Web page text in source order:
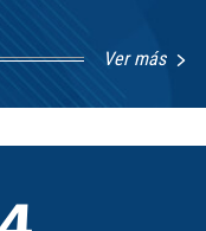
Ver más